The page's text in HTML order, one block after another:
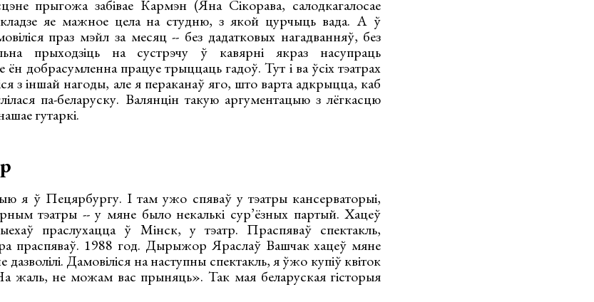
прыгожа забівае Кармэн (Яна Сікорава, салодкагалосае
кладзе яе мажное цела на студню, з якой цурчыць вада. А ў
праз мэйл за месяц -- без дадатковых нагадванняў, без
прыходзіць на сустрэчу ў кавярні якраз насупраць
ён добрасумленна працуе трыццаць гадоў. Тут і ва ўсіх тэатрах
з іншай нагоды, але я пераканаў яго, што варта адкрыцца, каб
па-беларуску. Валянцін такую аргументацыю з лёгкасцю
гутаркі.
я ў Пецярбургу. І там ужо спяваў у тэатры кансерваторыі,
тэатры -- у мяне было некалькі сур’ёзных партый. Хацеў
праслухацца ў Мінск, у тэатр. Праспяваў спектакль,
праспяваў. 1988 год. Дырыжор Яраслаў Вашчак хацеў мяне
дазволілі. Дамовіліся на наступны спектакль, я ўжо купіў квіток
жаль, не можам вас прыняць». Так мая беларуская гісторыя